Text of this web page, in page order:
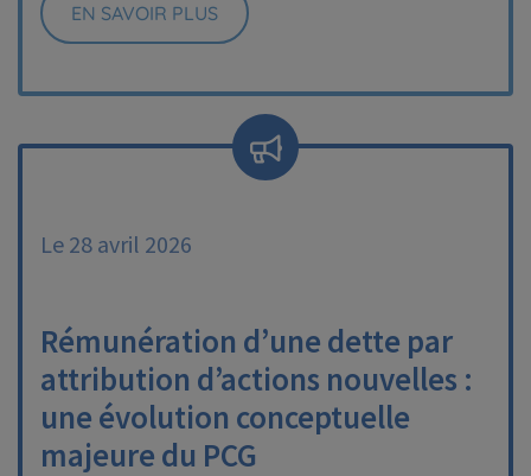
EN SAVOIR PLUS
Le 28 avril 2026
Rémunération d’une dette par
attribution d’actions nouvelles :
une évolution conceptuelle
majeure du PCG